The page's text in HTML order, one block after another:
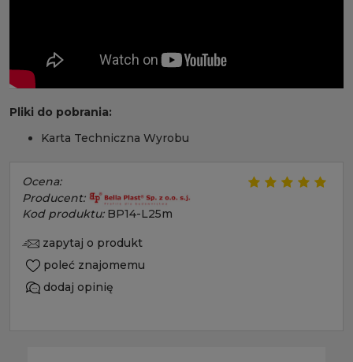
Pliki do pobrania:
Karta Techniczna Wyrobu
Ocena:
Producent:
Kod produktu: BP14-L25m
zapytaj o produkt
poleć znajomemu
dodaj opinię